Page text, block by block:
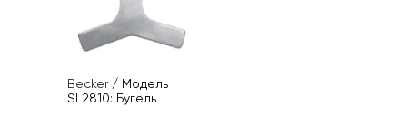
Becker/ Модель
SL2810: Бугель